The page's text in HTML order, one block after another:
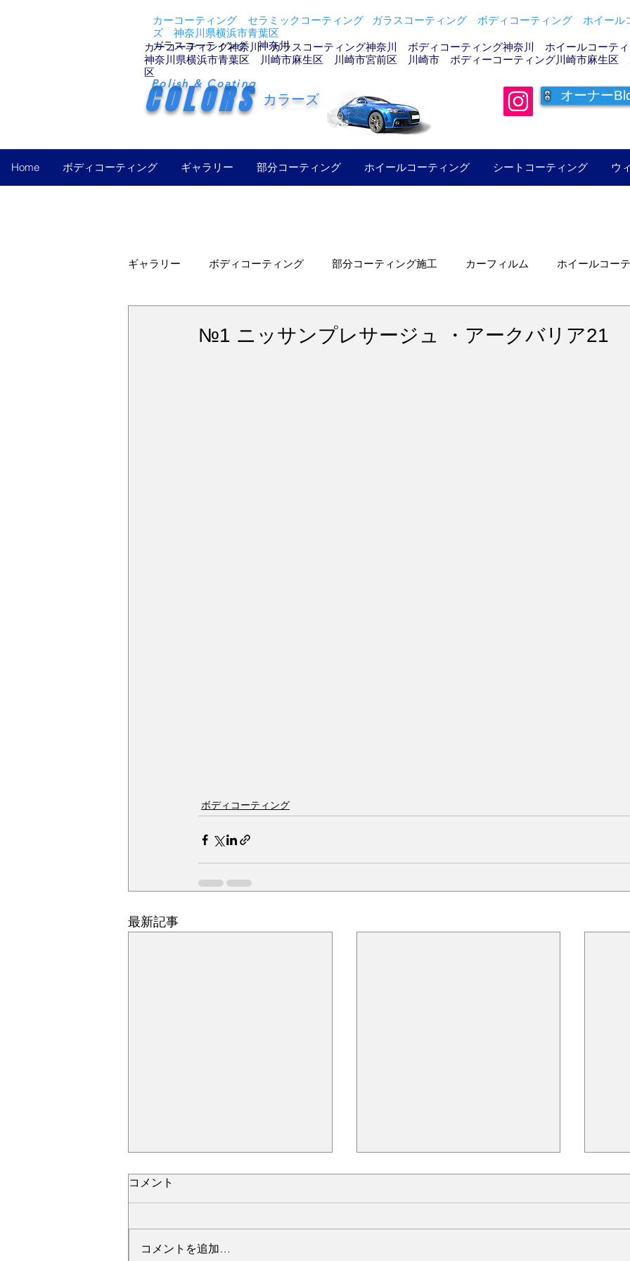
カーコーティング セラミックコーティング ガラスコーティング ボディコーティング ホイー
ズ 神奈川県横浜市青葉区
ガラスコーティング 神奈川
カーコーティング神奈川 ガラスコーティング神奈川 ボディコーティング神奈川 ホイールコーテ
神奈川県横浜市青葉区 川崎市麻生区 川崎市宮前区 川崎市 ボディーコーティング川崎市麻生区
区
COLORS
Polish & Coating
カラーズ オーナー
Home ボディコーティング ギャラリー 部分コーティング ホイールコーティング シートコーティング ウ
ギャラリー ボディコーティング 部分コーティング施工 カーフィルム ホイールコー
№1 ニッサンプレサージュ ・アークバリア21
ボディコーティング
最新記事
コメント
コメントを追加…